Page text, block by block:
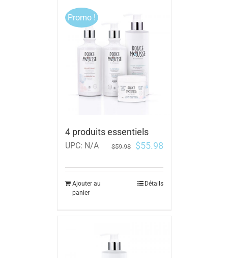
Promo !
4 produits essentiels
UPC: N/A $59.98 $55.98
Ajouter au
panier
Détails